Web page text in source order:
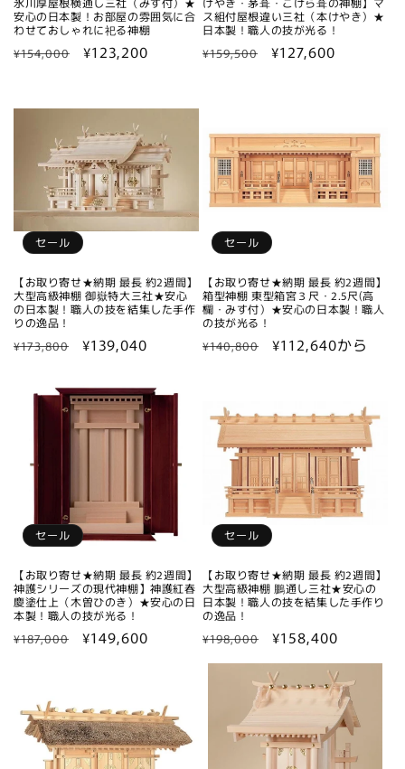
安心の日本製！お部屋の雰囲気に合
わせておしゃれに祀る神棚
通
¥154,000
セ
格
¥123,200
ス組付屋根違い三社（本けやき）★
日本製！職人の技が光る！
通
¥159,500
セ
格
¥127,600
セール
【お取り寄せ★納期 最長 約2週間】
大型高級神棚 御嶽特大三社★安心
の日本製！職人の技を結集した手作
りの逸品！
通
¥173,800
セ
ル
価
格
¥139,040
セール
【お取り寄せ★納期 最長 約2週間】
箱型神棚 東型箱宮３尺・2.5尺(高
欄・みす付）★安心の日本製！職人
の技が光る！
通
¥140,800
セ
価
格
¥112,640から
セール
【お取り寄せ★納期 最長 約2週間】
神護シリーズの現代神棚】神護紅春
慶塗仕上（木曽ひのき）★安心の日
本製！職人の技が光る！
通
¥187,000
セ
格
¥149,600
セール
【お取り寄せ★納期 最長 約2週間】
大型高級神棚 鵬通し三社★安心の
日本製！職人の技を結集した手作り
の逸品！
通
常
¥198,000
セ
ー
ル
価
格
¥158,400